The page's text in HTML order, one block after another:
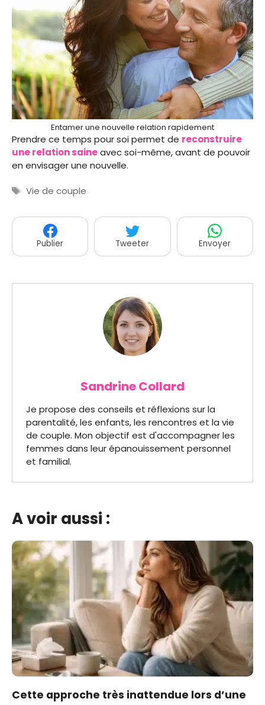
Entamer une nouvelle relation rapidement
Prendre ce temps pour soi permet de reconstruire
une relation saineavec soi-même, avant de pouvoir
en envisager une nouvelle.
Étiquettes
Vie de couple
Publier Tweeter Envoyer
Sandrine Collard
Je propose des conseils et réflexions sur la
parentalité, les enfants, les rencontres et la vie
de couple. Mon objectif est d'accompagner les
femmes dans leur épanouissement personnel
et familial.
A voir aussi :
Cette approche très inattendue lors d’une